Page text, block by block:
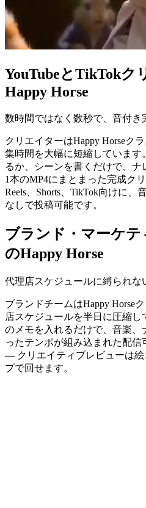
YouTubeとTikTokク
Happy Horse
数時間ではなく数秒で、音付き
クリエイターはHappy Horseク
集時間を大幅に短縮していま
るか、シーンを書くだけで、
1本のMP4にまとまった完成ク
Reels、Shorts、TikTok向けに、
なしで投稿可能です。
ブランド・マーケ
のHappy Horse
代理店スケジュールに縛られな
ブランドチームはHappy Horse
店スケジュールを半日に圧縮
のメモを入れるだけで、音楽
ったテンポが組み込まれた配
— クリエイティブレビューは
プで回せます。